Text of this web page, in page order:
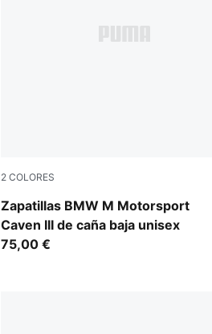
2 COLORES
Zapatillas BMW M Motorsport
Caven III de caña baja unisex
Puma White
75,00 €